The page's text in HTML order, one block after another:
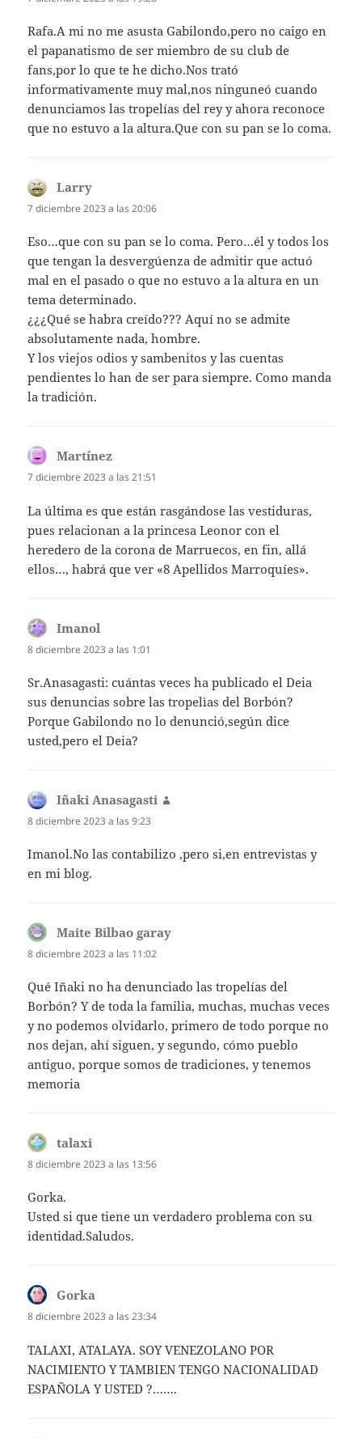
Rafa.A mi no me asusta Gabilondo,pero no caigo en
el papanatismo de ser miembro de su club de
fans,por lo que te he dicho.Nos trató
informativamente muy mal,nos ninguneó cuando
denunciamos las tropelías del rey y ahora reconoce
que no estuvo a la altura.Que con su pan se lo coma.
Larry
7 diciembre 2023 a las 20:06
Eso…que con su pan se lo coma. Pero…él y todos los
que tengan la desvergúenza de admitir que actuó
mal en el pasado o que no estuvo a la altura en un
tema determinado.
¿¿¿Qué se habra creído??? Aquí no se admite
absolutamente nada, hombre.
Y los viejos odios y sambenitos y las cuentas
pendientes lo han de ser para siempre. Como manda
la tradición.
Martínez
7 diciembre 2023 a las 21:51
La última es que están rasgándose las vestiduras,
pues relacionan a la princesa Leonor con el
heredero de la corona de Marruecos, en fin, allá
ellos…, habrá que ver «8 Apellidos Marroquíes».
Imanol
8 diciembre 2023 a las 1:01
Sr.Anasagasti: cuántas veces ha publicado el Deia
sus denuncias sobre las tropelìas del Borbón?
Porque Gabilondo no lo denunció,según dice
usted,pero el Deia?
Iñaki Anasagasti
8 diciembre 2023 a las 9:23
Imanol.No las contabilizo ,pero si,en entrevistas y
en mi blog.
Maite Bilbao garay
8 diciembre 2023 a las 11:02
Qué Iñaki no ha denunciado las tropelías del
Borbón? Y de toda la familia, muchas, muchas veces
y no podemos olvidarlo, primero de todo porque no
nos dejan, ahí siguen, y segundo, cómo pueblo
antiguo, porque somos de tradiciones, y tenemos
memoria
talaxi
8 diciembre 2023 a las 13:56
Gorka.
Usted si que tiene un verdadero problema con su
identidad.Saludos.
Gorka
8 diciembre 2023 a las 23:34
TALAXI, ATALAYA. SOY VENEZOLANO POR
NACIMIENTO Y TAMBIEN TENGO NACIONALIDAD
ESPAÑOLA Y USTED ?…….